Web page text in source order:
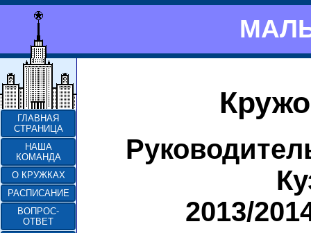
ГЛАВНАЯ
СТРАНИЦА
НАША
КОМАНДА
О КРУЖКАХ
РАСПИСАНИЕ
ВОПРОС-
ОТВЕТ
2013/